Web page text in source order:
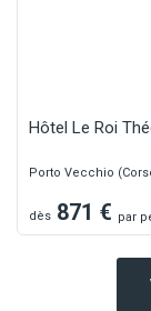
Hôtel Le Roi
Porto Vecchio
dès 871 € par